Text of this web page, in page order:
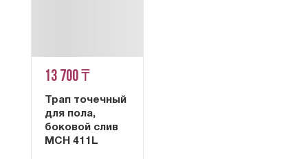
13 700 ₸
Трап точечный
для пола,
боковой слив
MCH 411L